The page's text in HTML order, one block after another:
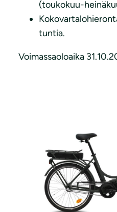
(toukokuu-
tuntia.
Voimassaoloaika